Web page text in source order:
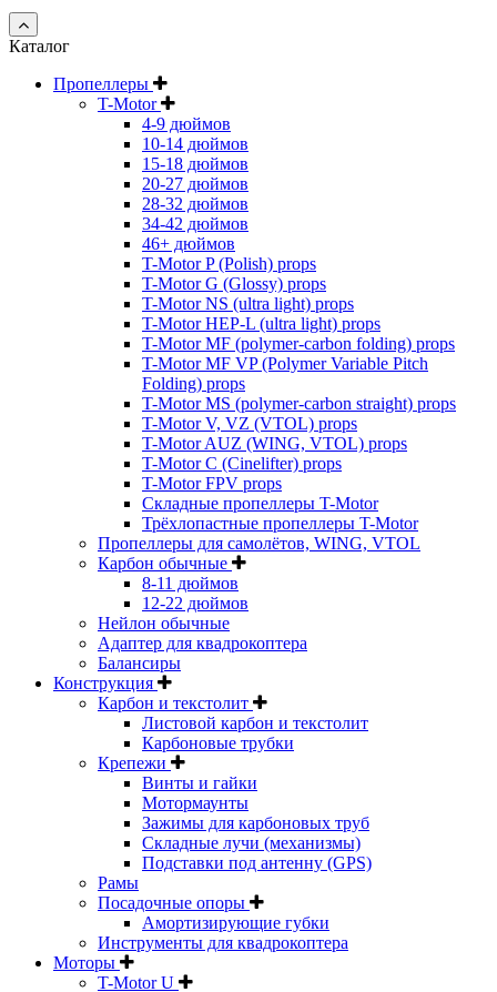
Каталог
Пропеллеры
T-Motor
4-9 дюймов
10-14 дюймов
15-18 дюймов
20-27 дюймов
28-32 дюймов
34-42 дюймов
46+ дюймов
T-Motor P (Polish) props
T-Motor G (Glossy) props
T-Motor NS (ultra light) props
T-Motor HEP-L (ultra light) props
T-Motor MF (polymer-carbon folding) props
T-Motor MF VP (Polymer Variable Pitch
Folding) props
T-Motor MS (polymer-carbon straight) props
T-Motor V, VZ (VTOL) props
T-Motor AUZ (WING, VTOL) props
T-Motor C (Cinelifter) props
T-Motor FPV props
Складные пропеллеры T-Motor
Трёхлопастные пропеллеры T-Motor
Пропеллеры для самолётов, WING, VTOL
Карбон обычные
8-11 дюймов
12-22 дюймов
Нейлон обычные
Адаптер для квадрокоптера
Балансиры
Конструкция
Карбон и текстолит
Листовой карбон и текстолит
Карбоновые трубки
Крепежи
Винты и гайки
Мотормаунты
Зажимы для карбоновых труб
Складные лучи (механизмы)
Подставки под антенну (GPS)
Рамы
Посадочные опоры
Амортизирующие губки
Инструменты для квадрокоптера
Моторы
T-Motor U